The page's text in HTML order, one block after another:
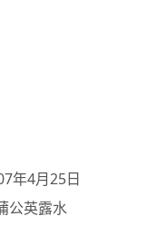
年4月25日
公英露水